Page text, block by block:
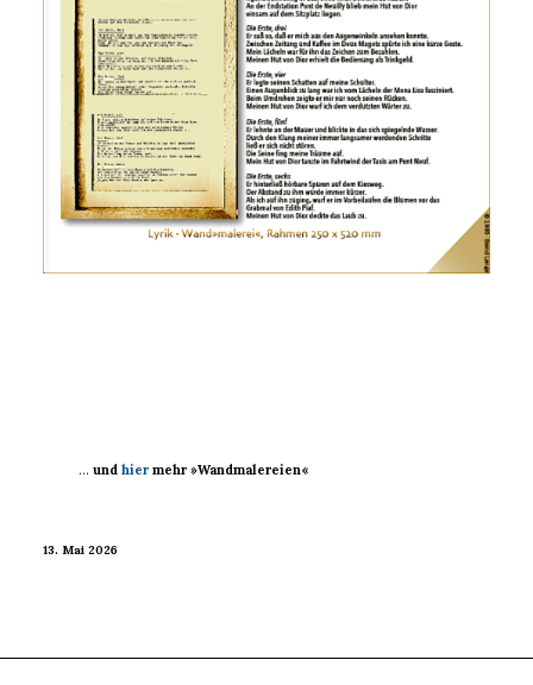
…undhier mehr »Wandmalereien«
13. Mai 2026